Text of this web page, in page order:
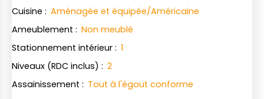
Cuisine : Aménagée et équipée/Américaine
Ameublement : Non meublé
Stationnement intérieur : 1
Niveaux (RDC inclus) : 2
Assainissement : Tout à l'égout conforme